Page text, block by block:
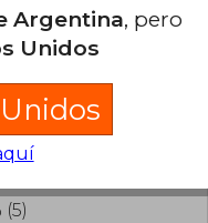
para poder
.
(21)
(5)
Argentina, pero
Unidos